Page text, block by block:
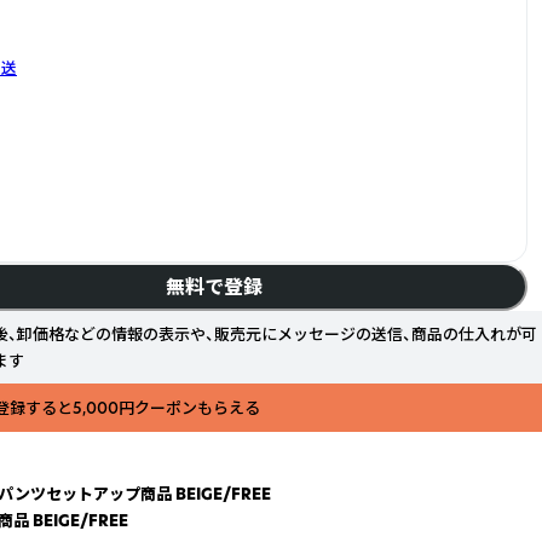
無料で登録
、卸価格などの情報の表示や、販売元にメッセージの送信、商品の仕入れが可
す
登録すると5,000円クーポンもらえる
ツセットアップ商品 BEIGE/FREE
品 BEIGE/FREE